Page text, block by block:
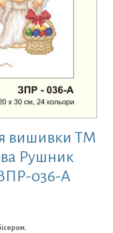
вишивки ТМ
Рушник
036-А